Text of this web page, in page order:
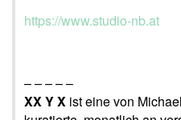
https://www.studio-nb.at
– – – – –
XX Y X ist eine von